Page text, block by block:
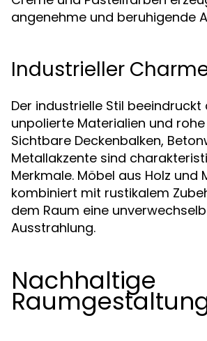
angenehme und beruhigende
Industrieller
Der industrielle Stil beeindruckt
unpolierte Materialien und rohe
Sichtbare Deckenbalken,
Metallakzente sind
Merkmale. Möbel aus Holz und
kombiniert mit rustikalem
dem Raum eine
Ausstrahlung.
Nachhaltige